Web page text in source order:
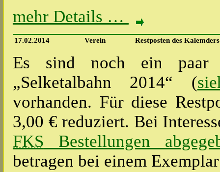
mehr Details …
17.02.2014 Verein Restposten des
Es sind noch ein paar
„Selketalbahn 2014“ (
vorhanden. Für diese
3,00 € reduziert. Bei
FKS Bestellungen
betragen bei einem